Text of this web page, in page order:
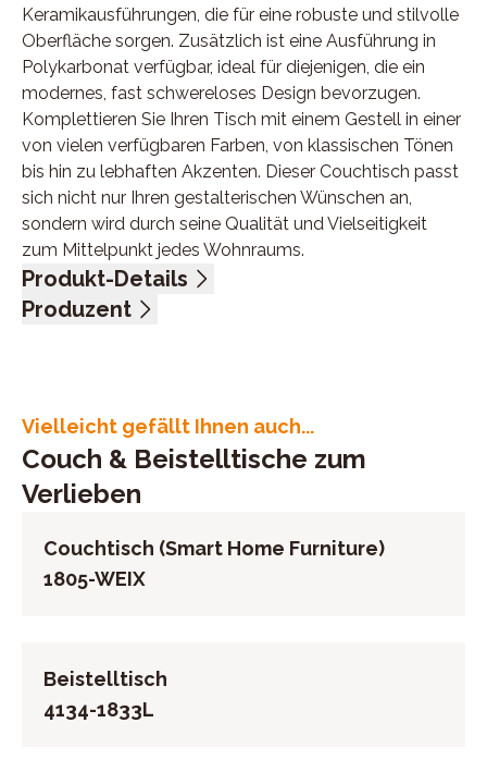
Keramikausführungen, die für eine robuste und stilvolle
Oberfläche sorgen. Zusätzlich ist eine Ausführung in
Polykarbonat verfügbar, ideal für diejenigen, die ein
modernes, fast schwereloses Design bevorzugen.
Komplettieren Sie Ihren Tisch mit einem Gestell in einer
von vielen verfügbaren Farben, von klassischen Tönen
bis hin zu lebhaften Akzenten. Dieser Couchtisch passt
sich nicht nur Ihren gestalterischen Wünschen an,
sondern wird durch seine Qualität und Vielseitigkeit
zum Mittelpunkt jedes Wohnraums.
Produkt-Details
Platte Keramik Eiche hell, Gestell lackierter Stahl
Produzent
E-Mail-Adresse: bestellungen@akante.com
UID (Umsatzsteuer-Identifikationsnummer): FR
70751634460
Vielleicht gefällt Ihnen auch...
Couch & Beistelltische zum
Verlieben
Couchtisch (Smart Home Furniture)
1805-WEIX
Beistelltisch
4134-1833L